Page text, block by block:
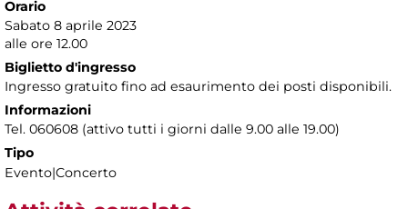
Orario
Sabato 8 aprile 2023
alle ore 12.00
Biglietto d'ingresso
Ingresso gratuito fino ad esaurimento dei posti disponibili.
Informazioni
Tel. 060608 (attivo tutti i giorni dalle 9.00 alle 19.00)
Tipo
Evento|Concerto